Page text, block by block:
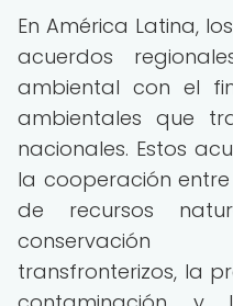
En América Latina,
acuerdos
ambiental con el
ambientales que
nacionales. Estos
la cooperación
de recursos
conservación
transfronterizos, la